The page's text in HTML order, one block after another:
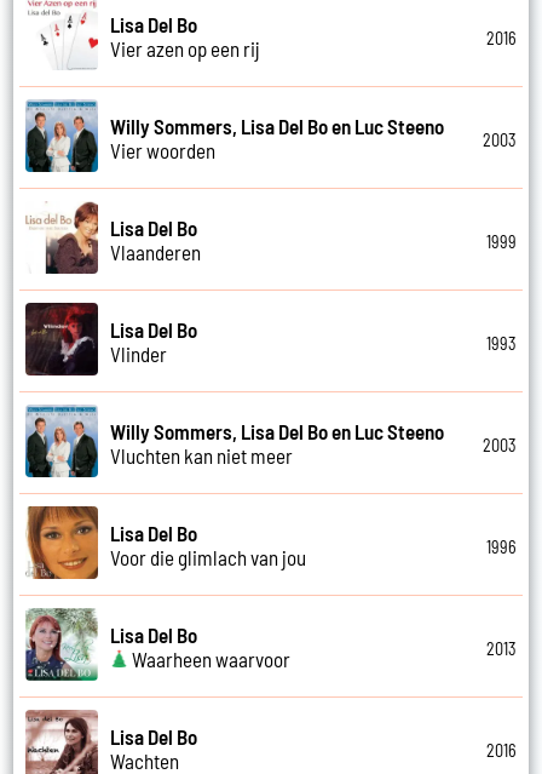
Lisa Del Bo
Vier azen op een rij
2016
Willy Sommers, Lisa Del Bo en Luc Steeno
Vier woorden
2003
Lisa Del Bo
Vlaanderen
1999
Lisa Del Bo
Vlinder
1993
Willy Sommers, Lisa Del Bo en Luc Steeno
Vluchten kan niet meer
2003
Lisa Del Bo
Voor die glimlach van jou
1996
Lisa Del Bo
Waarheen waarvoor
2013
Lisa Del Bo
Wachten
2016